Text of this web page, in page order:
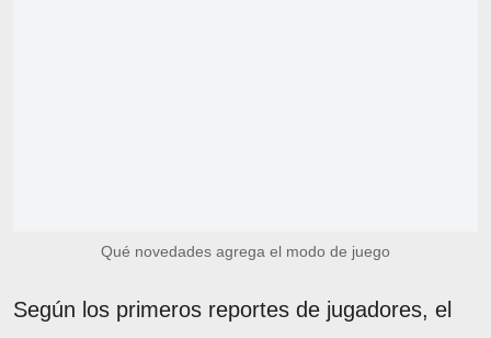
Qué novedades agrega el modo de juego
Según los primeros reportes de jugadores, el